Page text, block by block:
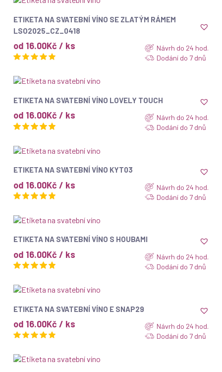
ZOBRAZIT
ETIKETA NA SVATEBNÍ VÍNO SE ZLATÝM RÁMEM
LSO2025_CZ_0418
od 16.00Kč / ks
Návrh do 24 hod.
Dodání do 7 dnů
ZOBRAZIT
ETIKETA NA SVATEBNÍ VÍNO LOVELY TOUCH
od 16.00Kč / ks
Návrh do 24 hod.
Dodání do 7 dnů
ZOBRAZIT
ETIKETA NA SVATEBNÍ VÍNO KYT03
od 16.00Kč / ks
Návrh do 24 hod.
Dodání do 7 dnů
ZOBRAZIT
ETIKETA NA SVATEBNÍ VÍNO S HOUBAMI
od 16.00Kč / ks
Návrh do 24 hod.
Dodání do 7 dnů
ZOBRAZIT
ETIKETA NA SVATEBNÍ VÍNO E SNAP29
od 16.00Kč / ks
Návrh do 24 hod.
Dodání do 7 dnů